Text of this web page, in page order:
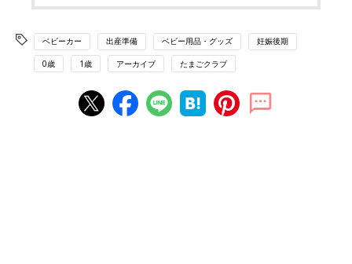
ベビーカー 出産準備 ベビー用品・グッズ 妊娠後期
0歳 1歳 アーカイブ たまごクラブ